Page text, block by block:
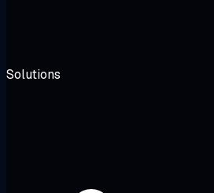
Solutions